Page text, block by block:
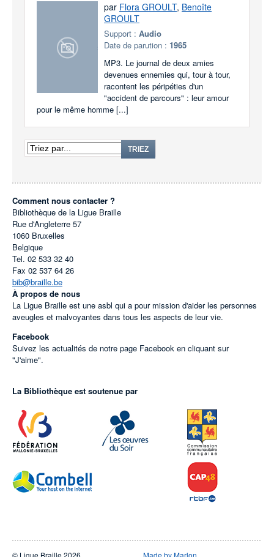
par Flora GROULT, Benoîte
GROULT
Support : Audio
Date de parution : 1965
MP3. Le journal de deux amies
devenues ennemies qui, tour à tour,
racontent les péripéties d'un
"accident de parcours" : leur amour
pour le même homme [...]
TRIEZ
Comment nous contacter ?
Bibliothèque de la Ligue Braille
Rue d'Angleterre 57
1060 Bruxelles
Belgique
Tel. 02 533 32 40
Fax 02 537 64 26
bib@braille.be
À propos de nous
La Ligue Braille est une asbl qui a pour mission d'aider les personnes
aveugles et malvoyantes dans tous les aspects de leur vie.
Facebook
Suivez les actualités de notre page Facebook en cliquant sur
"J'aime".
La Bibliothèque est soutenue par
© Ligue Braille 2026 Made by Marlon